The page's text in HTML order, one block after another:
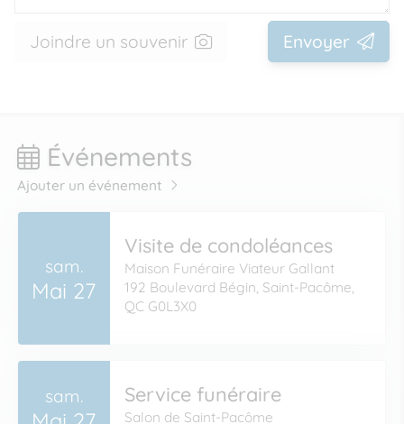
Joindre un souvenir Envoyer
Événements
Ajouter un événement
sam.
Mai 27
Visite de condoléances
Maison Funéraire Viateur Gallant
192 Boulevard Bégin, Saint-Pacôme,
QC G0L3X0
sam. Service funéraire
Salon de Saint-Pacôme